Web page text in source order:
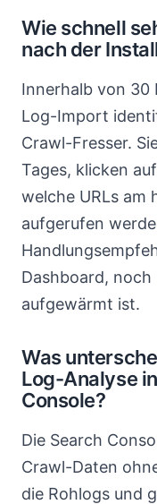
Wie schnell
nach der
Innerhalb von 30
Log-Import
Crawl-Fresser.
Tages, klicken
welche URLs am
aufgerufen
Dashboard,
aufgewärmt ist.
Was
Log-Analyse
Console?
Die Search
Crawl-Daten
die Rohlogs und